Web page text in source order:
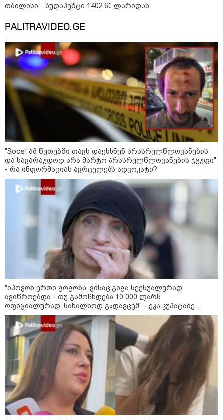
თბილისი - ანტალია 1085.80
ლარიდან
თბილისი - ჰერაკლიონი 1458.10
ლარიდან
თბილისი - ბუდაპეშტი 1402.60
ლარიდან
თბილისი - რომი 894.40 ლარიდან
მნიშვნელოვანი ინფორმაცია
თბილისი - ბუდაპეშტი 1402.60 ლარიდან
PALITRAVIDEO.GE
"Soos! ამ წუთებში თავს დაესხნენ არასრულწლოვანების
და სავარაუდოდ არა მარტო არასრულწლოვანების ჯგუფი"
- რა ინფორმაციას ავრცელებს ადვოკატი?
"იპოვონ ერთი გოგონა, ვისაც გიგა სექსუალურად
ავიწროებდა - თუ გამოჩნდება 10 000 ლარს
ოფიციალურად, სახალხოდ გადავცემ" - ეკა კუპატაძე
განცხადებას ავრცელებს